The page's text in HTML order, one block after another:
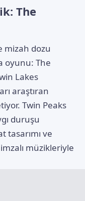
The
mizah dozu
oyunu: The
Lakes
araştıran
Twin Peaks
duruşu
tasarımı ve
müzikleriyle